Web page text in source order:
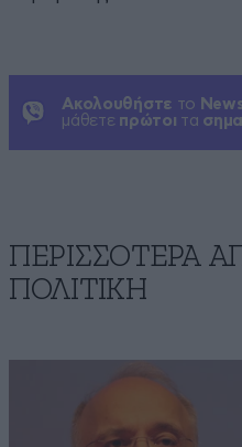
Ακολουθήστε το
μάθετε πρώτοι τα
ΠΕΡΙΣΣΟΤΕΡΑ
ΠΟΛΙΤΙΚΗ